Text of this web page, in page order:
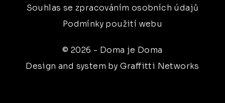
Souhlas se zpracováním osobních údajů
Podmínky použití webu
© 2026 - Doma je Doma
Design and system by Graffitti Networks